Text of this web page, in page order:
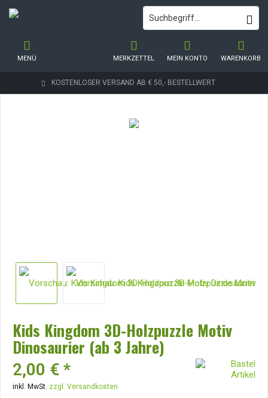
KOSTENLOSER VERSAND AB € 50,- BESTELLWERT
WARENKORB
MERKZETTEL MEIN KONTO
MENÜ
Kids Kingdom 3D-Holzpuzzle Motiv
Dinosaurier (ab 3 Jahre)
2,00 € *
inkl. MwSt. zzgl. Versandkosten